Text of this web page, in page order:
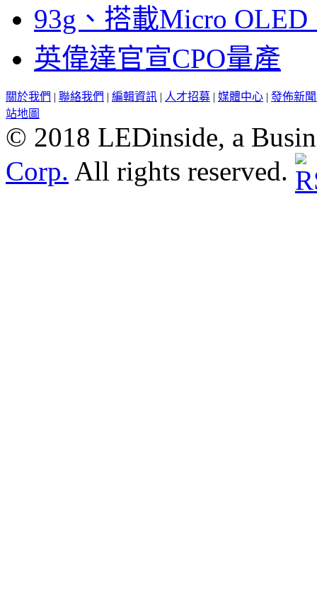
93g、搭載Micro
英偉達官宣CPO量產
關於我們 | 聯絡我們 | 編輯資訊 | 人才招募 | 媒體中心 | 發佈新
站地圖
© 2018 LEDinside, a
Corp. All rights reserved.